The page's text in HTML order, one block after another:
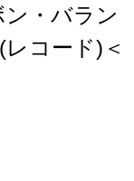
・バラン
コード)＜